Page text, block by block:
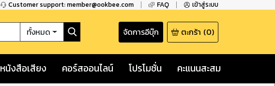
Customer support: member@ookbee.com FAQ เข้าสู่ระบบ
ทั้งหมด จัดการอีบุ๊ก ตะกร้า (0)
หนังสือเสียง คอร์สออนไลน์ โปรโมชั่น คะแนนสะสม